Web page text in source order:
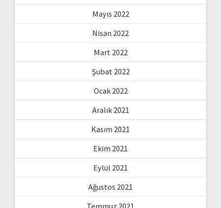
Mayıs 2022
Nisan 2022
Mart 2022
Şubat 2022
Ocak 2022
Aralık 2021
Kasım 2021
Ekim 2021
Eylül 2021
Ağustos 2021
Temmuz 2021